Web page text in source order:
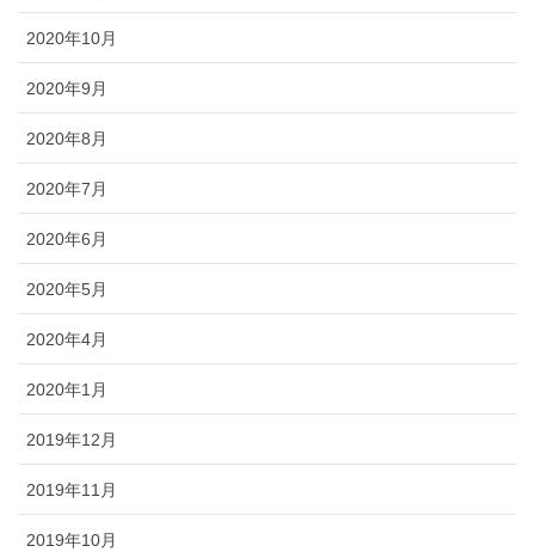
2020年10月
2020年9月
2020年8月
2020年7月
2020年6月
2020年5月
2020年4月
2020年1月
2019年12月
2019年11月
2019年10月